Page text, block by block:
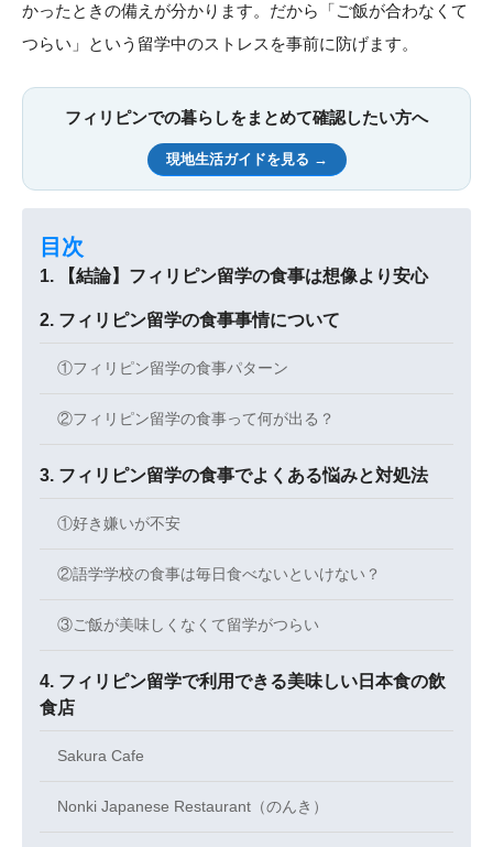
かったときの備えが分かります。だから「ご飯が合わなくて
つらい」という留学中のストレスを事前に防げます。
フィリピンでの暮らしをまとめて確認したい方へ
現地生活ガイドを見る →
目次
【結論】フィリピン留学の食事は想像より安心
フィリピン留学の食事事情について
①フィリピン留学の食事パターン
②フィリピン留学の食事って何が出る？
フィリピン留学の食事でよくある悩みと対処法
①好き嫌いが不安
②語学学校の食事は毎日食べないといけない？
③ご飯が美味しくなくて留学がつらい
フィリピン留学で利用できる美味しい日本食の飲
食店
Sakura Cafe
Nonki Japanese Restaurant（のんき）